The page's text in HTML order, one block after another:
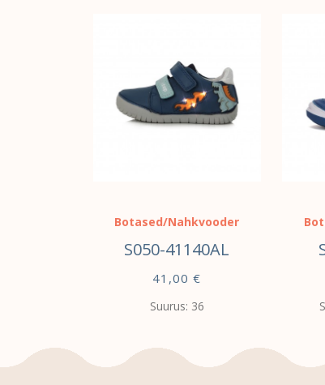
Botased/Nahkvooder
S050-41140AL
41,00 €
Suurus: 36